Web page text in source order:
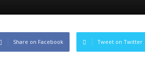
Share on Facebook Tweet on Twitter